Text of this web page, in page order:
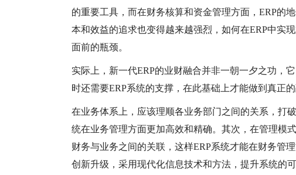
的重要工具，而在财务核算和资金管理方面，ERP的
本和效益的追求也变得越来越强烈，如何在ERP中实
面前的瓶颈。
实际上，新一代ERP的业财融合并非一朝一夕之功，
时还需要ERP系统的支撑，在此基础上才能做到真正的
在业务体系上，应该理顺各业务部门之间的关系，打
统在业务管理方面更加高效和精确。其次，在管理模
财务与业务之间的关联，这样ERP系统才能在财务管
创新升级，采用现代化信息技术和方法，提升系统的